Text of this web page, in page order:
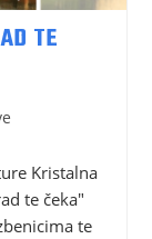
TE
Kristalna
te čeka"
te